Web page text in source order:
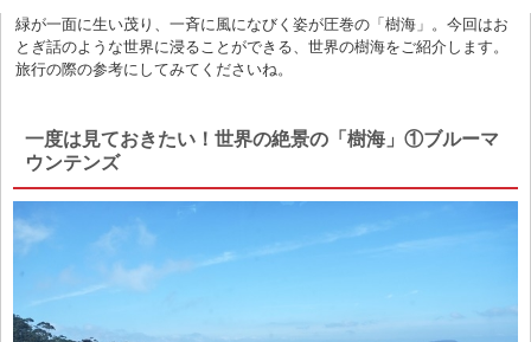
緑が一面に生い茂り、一斉に風になびく姿が圧巻の「樹海」。今回はお
とぎ話のような世界に浸ることができる、世界の樹海をご紹介します。
旅行の際の参考にしてみてくださいね。
一度は見ておきたい！世界の絶景の「樹海」①ブルーマ
ウンテンズ